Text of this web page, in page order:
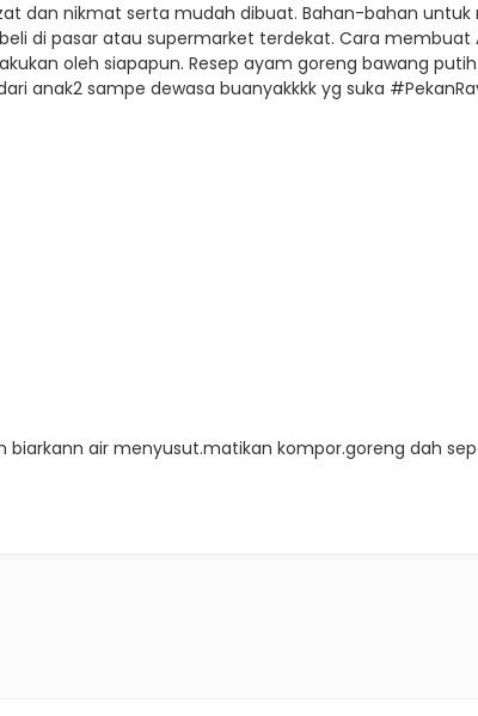
dan nikmat serta mudah dibuat. Bahan-bahan
di pasar atau supermarket terdekat. Cara membuat
oleh siapapun. Resep ayam goreng bawang
anak2 sampe dewasa buanyakkkk yg suka
air menyusut.matikan kompor.goreng dah